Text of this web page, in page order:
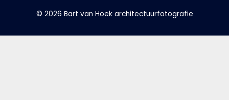
© 2026 Bart van Hoek architectuurfotografie